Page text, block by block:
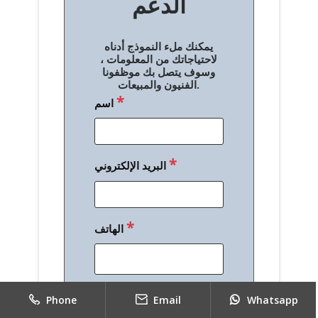
يمكنك ملء النموذج أدناه
لاحتياجاتك من المعلومات ،
وسوف يتصل بك موظفونا
الفنيون والمبيعات.
اسم*
البريد الإلكتروني*
الهاتف*
Phone Email Whatsapp